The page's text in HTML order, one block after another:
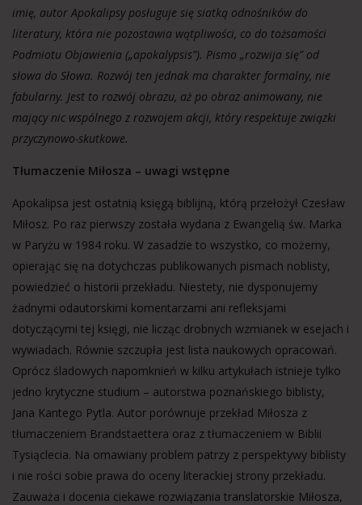
imię, autor Apokalipsy posługuje się siatką odnośników do
literatury, która nie pozostawia wątpliwości, co do tożsamości
Podmiotu Objawienia („apokalypsis”). Pismo „rozwija się” od
słowa do Słowa. Rozwój ten jednak ma charakter formalny, nie
fabularny. Jest to rozwój obrazu, aż po obraz animowany, nie
mający nic wspólnego z rozwojem akcji, który respektuje związki
przyczynowo-skutkowe.
Tłumaczenie Miłosza – uwagi wstępne
Apokalipsa jest ostatnią księgą biblijną, którą przełożył Czesław
Miłosz. Po raz pierwszy została wydana z Ewangelią św. Marka
w Paryżu w 1984 roku. W zasadzie to wszystko, co możemy,
opierając się na dotychczas publikowanych pismach noblisty,
powiedzieć o historii przekładu. Niestety, nie dysponujemy
żadnymi odautorskimi komentarzami ani refleksjami
dotyczącymi tej księgi, nie licząc drobnych wzmianek w esejach i
wywiadach. Równie szczupła jest lista naukowych opracowań.
Oprócz śladowych napomknień w kilku artykułach istnieje tylko
jedno krytyczne studium – autorstwa poznańskiego biblisty,
Jana Kantego Pytla. Autor porównuje przekład Miłosza z
tłumaczeniem Brandstaettera oraz z tłumaczeniem w Biblii
Tysiąclecia. Na omawiany problem patrzy z perspektywy biblisty
i nie rości sobie prawa do oceny literackiej strony przekładu.
Zauważa i docenia ciekawe rozwiązania translatorskie Miłosza,